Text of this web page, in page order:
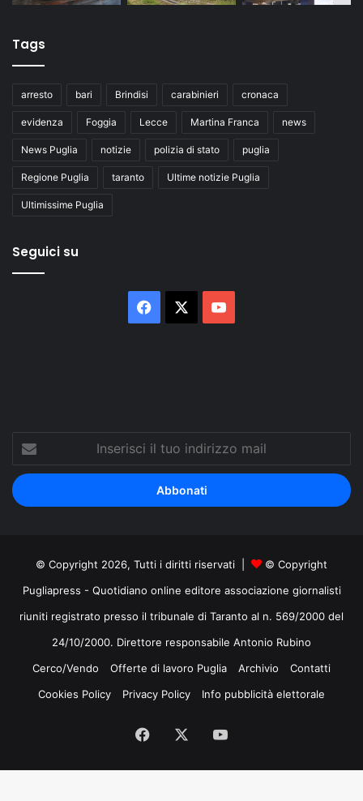
Tags
arresto bari Brindisi carabinieri cronaca
evidenza Foggia Lecce Martina Franca news
News Puglia notizie polizia di stato puglia
Regione Puglia taranto Ultime notizie Puglia
Ultimissime Puglia
Seguici su
Facebook
tuo
indirizzo
mail
© Copyright 2026, Tutti i diritti riservati |
© Copyright
Pugliapress - Quotidiano online editore associazione giornalisti
riuniti registrato presso il tribunale di Taranto al n. 569/2000 del
24/10/2000. Direttore responsabile Antonio Rubino
Cerco/Vendo
Offerte di lavoro Puglia Archivio
Contatti
Cookies Policy
Privacy Policy Info pubblicità elettorale
Facebook
Tube